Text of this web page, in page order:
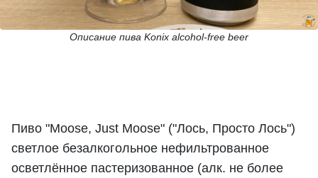
Описание пива Konix alcohol-free beer
Пиво "Moose, Just Moose" ("Лось, Просто Лось")
светлое безалкогольное нефильтрованное
осветлённое пастеризованное (алк. не более